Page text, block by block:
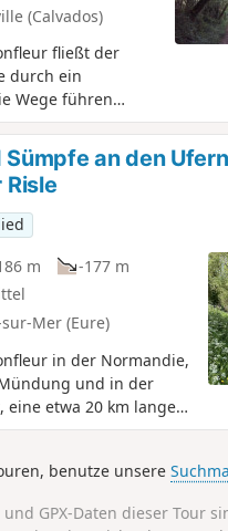
(Calvados)
fließt der
durch ein
Wege führen
mit von Hecken
und schönen
echtes
Sümpfe an den
Risle
m
-177 m
Mer (Eure)
in der Normandie,
und in der
eine etwa 20 km lange
mit majestätischen
benutze unsere
GPX-Daten dieser Tour